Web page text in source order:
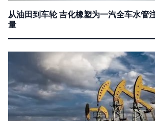
从油田到车轮 吉化橡塑为一汽全车水管
量